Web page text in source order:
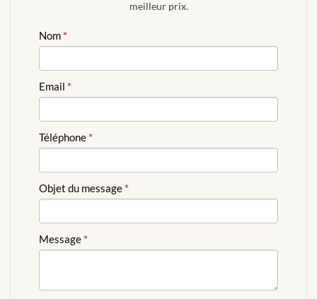
meilleur prix.
ESTIMATION
GRATUITE
Nom*
Email *
Téléphone*
Objet du message*
Message*